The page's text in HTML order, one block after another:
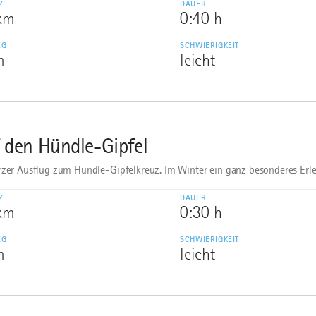
DAUER
0:40 h
SCHWIERIGKEIT
leicht
Hündle-Gipfel
Ausflug zum Hündle-Gipfelkreuz. Im Winter ein ganz besonderes
DAUER
0:30 h
SCHWIERIGKEIT
leicht